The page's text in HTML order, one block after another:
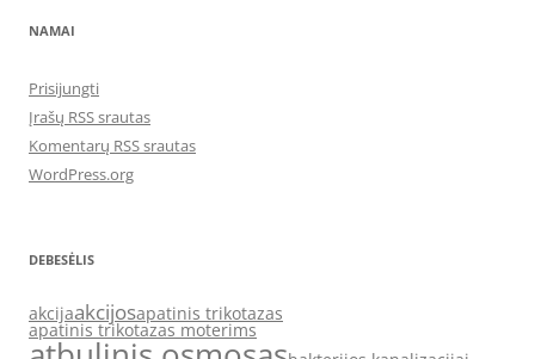
NAMAI
Prisijungti
Įrašų RSS srautas
Komentarų RSS srautas
WordPress.org
DEBESĖLIS
akcijaakcijosapatinis trikotazas
apatinis trikotazas moterims